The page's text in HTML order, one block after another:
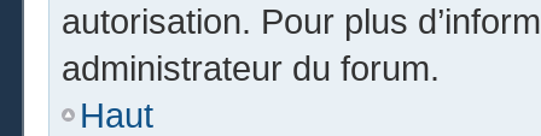
autorisation. Pour plus
administrateur du forum.
Haut